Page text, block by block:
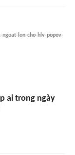
lon-cho-hlv-popov-
ai trong ngày